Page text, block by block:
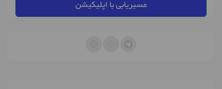
مسیریابی با اپلیکیشن